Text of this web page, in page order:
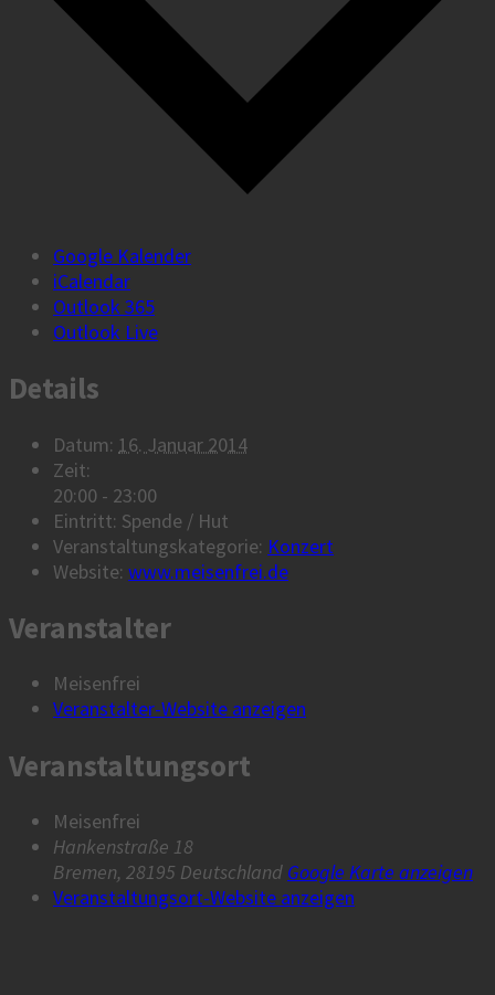
Google Kalender
iCalendar
Outlook 365
Outlook Live
Details
Datum: 16. Januar 2014
Zeit:
20:00 - 23:00
Eintritt: Spende / Hut
Veranstaltungskategorie: Konzert
Website: www.meisenfrei.de
Veranstalter
Meisenfrei
Veranstalter-Website anzeigen
Veranstaltungsort
Meisenfrei
Hankenstraße 18
Bremen, 28195 Deutschland Google Karte anzeigen
Veranstaltungsort-Website anzeigen